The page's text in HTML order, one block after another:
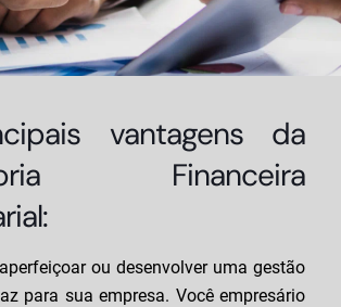
vantagens da
Financeira
ou desenvolver uma gestão
para sua empresa. Você empresário